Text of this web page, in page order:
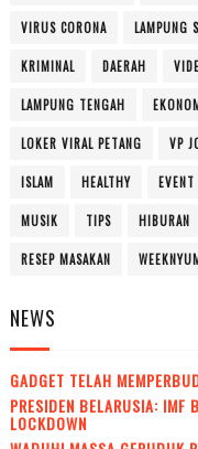
VIRUS CORONA LAMPUNG
KRIMINAL DAERAH
LAMPUNG TENGAH
LOKER VIRAL PETANG VP
ISLAM HEALTHY EVENT
MUSIK TIPS HIBURAN
RESEP MASAKAN
NEWS
GADGET TELAH
PRESIDEN BELARUSIA: IMF
LOCKDOWN